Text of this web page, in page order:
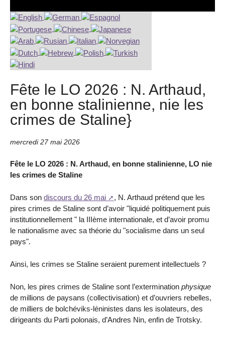
Fête le LO 2026 : N. Arthaud,
en bonne stalinienne, nie les
crimes de Staline}
mercredi 27 mai 2026
Fête le LO 2026 : N. Arthaud, en bonne stalinienne, LO nie
les crimes de Staline
Dans son discours du 26 mai
, N. Arthaud prétend que les
pires crimes de Staline sont d’avoir "liquidé politiquement puis
institutionnellement " la IIIème internationale, et d’avoir promu
le nationalisme avec sa théorie du "socialisme dans un seul
pays".
Ainsi, les crimes se Staline seraient purement intellectuels ?
Non, les pires crimes de Staline sont l’extermination physique
de millions de paysans (collectivisation) et d’ouvriers rebelles,
de milliers de bolchéviks-léninistes dans les isolateurs, des
dirigeants du Parti polonais, d’Andres Nin, enfin de Trotsky.